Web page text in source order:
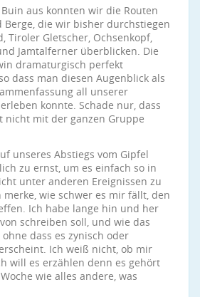
aus konnten wir die Routen
Berge, die wir bisher durchstiegen
Tiroler Gletscher, Ochsenkopf,
Jamtalferner überblicken. Die
dramaturgisch perfekt
dass man diesen Augenblick als
all unserer
konnte. Schade nur, dass
nicht mit der ganzen Gruppe
unseres Abstiegs vom Gipfel
zu ernst, um es einfach so in
unter anderen Ereignissen zu
wie schwer es mir fällt, den
Ich habe lange hin und her
schreiben soll, und wie das
dass es zynisch oder
Ich weiß nicht, ob mir
will es erzählen denn es gehört
wie alles andere, was